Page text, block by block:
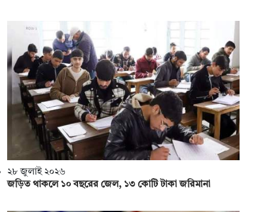
২৮ জুলাই ২০২৬
জড়িত থাকলে ১০ বছরের জেল, ১৩ কোটি টাকা জরিমানা